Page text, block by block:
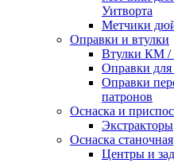
Уитворта
Метчики
Оправки и втулки
Втулки КМ /
Оправки для
Оправки
патронов
Оснаска и
Экстракторы
Оснаска станочная
Центры и